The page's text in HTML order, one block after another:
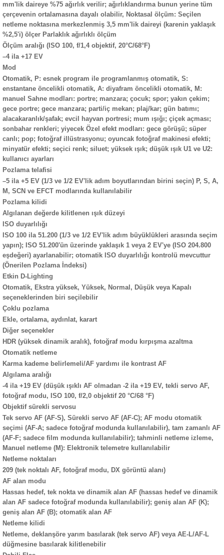
mm'lik daireye %75 ağırlık verilir; ağırlıklandırma bunun yerine tüm
çerçevenin ortalamasına dayalı olabilir, Noktasal ölçüm: Seçilen
netleme noktasına merkezlenmiş 3,5 mm'lik daireyi (karenin yaklaşık
%2,5'i) ölçer Parlaklık ağırlıklı ölçüm
Ölçüm aralığı (ISO 100, f/1,4 objektif, 20°C/68°F)
–4 ila +17 EV
Mod
Otomatik, P: esnek program ile programlanmış otomatik, S:
enstantane öncelikli otomatik, A: diyafram öncelikli otomatik, M:
manuel Sahne modları: portre; manzara; çocuk; spor; yakın çekim;
gece portre; gece manzara; parti/iç mekan; plaj/kar; gün batımı;
alacakaranlık/şafak; evcil hayvan portresi; mum ışığı; çiçek açması;
sonbahar renkleri; yiyecek Özel efekt modları: gece görüşü; süper
canlı; pop; fotoğraf illüstrasyonu; oyuncak fotoğraf makinesi efekti;
minyatür efekti; seçici renk; siluet; yüksek ışık; düşük ışık U1 ve U2:
kullanıcı ayarları
Pozlama telafisi
–5 ila +5 EV (1/3 ve 1/2 EV'lik adım boyutlarından birini seçin) P, S, A,
M, SCN ve EFCT modlarında kullanılabilir
Pozlama kilidi
Algılanan değerde kilitlenen ışık düzeyi
ISO duyarlılığı
ISO 100 ila 51.200 (1/3 ve 1/2 EV'lik adım büyüklükleri arasında seçim
yapın); ISO 51.200'ün üzerinde yaklaşık 1 veya 2 EV'ye (ISO 204.800
eşdeğeri) ayarlanabilir; otomatik ISO duyarlılığı kontrolü mevcuttur
(Önerilen Pozlama İndeksi)
Etkin D-Lighting
Otomatik, Ekstra yüksek, Yüksek, Normal, Düşük veya Kapalı
seçeneklerinden biri seçilebilir
Çoklu pozlama
Ekle, ortalama, aydınlat, karart
Diğer seçenekler
HDR (yüksek dinamik aralık), fotoğraf modu kırpışma azaltma
Otomatik netleme
Karma kademe belirlemeli/AF yardımı ile kontrast AF
Algılama aralığı
-4 ila +19 EV (düşük ışıklı AF olmadan -2 ila +19 EV, tekli servo AF,
fotoğraf modu, ISO 100, f/2,0 objektif 20 °C/68 °F)
Objektif sürekli servosu
Tek servo AF (AF-S), Sürekli servo AF (AF-C); AF modu otomatik
seçimi (AF-A; sadece fotoğraf modunda kullanılabilir), tam zamanlı AF
(AF-F; sadece film modunda kullanılabilir); tahminli netleme izleme,
Manuel netleme (M): Elektronik telemetre kullanılabilir
Netleme noktaları
209 (tek noktalı AF, fotoğraf modu, DX görüntü alanı)
AF alan modu
Hassas hedef, tek nokta ve dinamik alan AF (hassas hedef ve dinamik
alan AF sadece fotoğraf modunda kullanılabilir); geniş alan AF (K);
geniş alan AF (B); otomatik alan AF
Netleme kilidi
Netleme, deklanşöre yarım basılarak (tek servo AF) veya AE-L/AF-L
düğmesine basılarak kilitlenebilir